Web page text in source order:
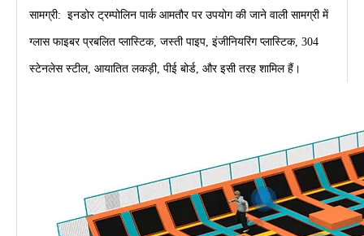
सामग्री: इनडोर ट्रम्पोलिन पार्क आमतौर पर उपयोग की जाने वाली सामग्री में
ग्लास फाइबर प्रबलित प्लास्टिक, जस्ती पाइप, इंजीनियरिंग प्लास्टिक, 304
स्टेनलेस स्टील, आयातित लकड़ी, पीई बोर्ड, और इसी तरह शामिल हैं।